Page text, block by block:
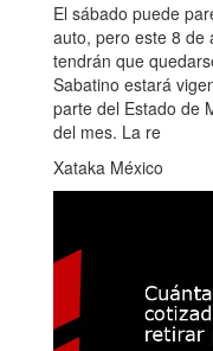
El sábado puede
auto, pero este 8 de
tendrán que
Sabatino estará
parte del Estado de
del mes. La re
Xataka México